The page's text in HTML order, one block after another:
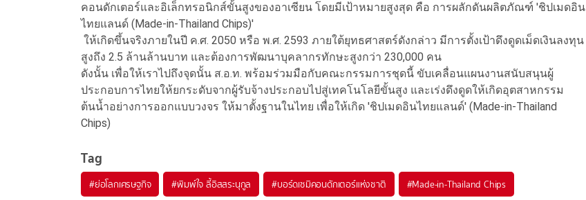
คอนดักเตอร์และอิเล็กทรอนิกส์ขั้นสูงของอาเซียน โดยมีเป้าหมายสูงสุด คือ การผลักดันผลิตภัณฑ์ 'ชิปเมดอิน
ไทยแลนด์ (Made-in-Thailand Chips)'
ให้เกิดขึ้นจริงภายในปี ค.ศ. 2050 หรือ พ.ศ. 2593 ภายใต้ยุทธศาสตร์ดังกล่าว มีการตั้งเป้าดึงดูดเม็ดเงินลงทุน
สูงถึง 2.5 ล้านล้านบาท และต้องการพัฒนาบุคลากรทักษะสูงกว่า 230,000 คน
ดังนั้น เพื่อให้เราไปถึงจุดนั้น ส.อ.ท. พร้อมร่วมมือกับคณะกรรมการชุดนี้ ขับเคลื่อนแผนงานสนับสนุนผู้
ประกอบการไทยให้ยกระดับจากผู้รับจ้างประกอบไปสู่เทคโนโลยีขั้นสูง และเร่งดึงดูดให้เกิดอุตสาหกรรม
ต้นน้ำอย่างการออกแบบวงจร ให้มาตั้งฐานในไทย เพื่อให้เกิด 'ชิปเมดอินไทยแลนด์' (Made-in-Thailand
Chips)
Tag
#ย่อโลกเศรษฐกิจ #พิมพ์ใจ ลี้อิสสระนุกูล #บอร์ดเซมิคอนดักเตอร์แห่งชาติ #Made-in-Thailand Chips